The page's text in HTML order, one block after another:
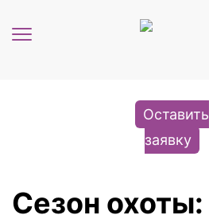
Навигация
Оставить
заявку
Сезон охоты: